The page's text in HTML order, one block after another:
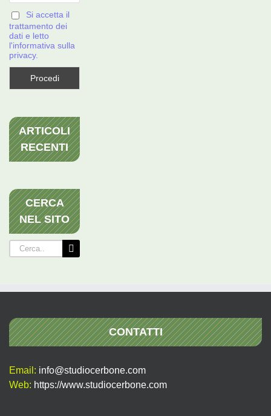
Si accetta il
trattamento dei
dati e letto
l'informativa sulla
privacy.
ARTICOLI
RECENTI
CERCA
NEL SITO
Cerca
per:
CONTATTI
Email: info@studiocerbone.com
Web: https://www.studiocerbone.com